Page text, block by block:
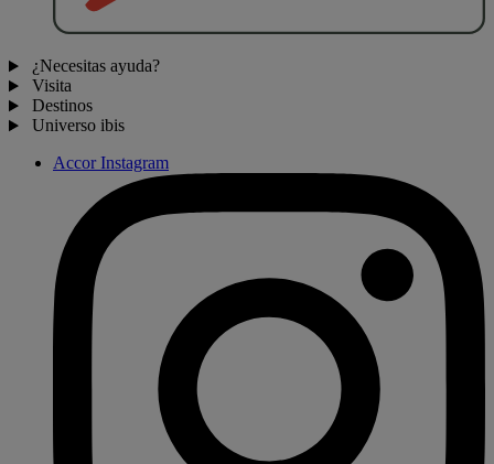
¿Necesitas ayuda?
Visita
Destinos
Universo ibis
Accor Instagram